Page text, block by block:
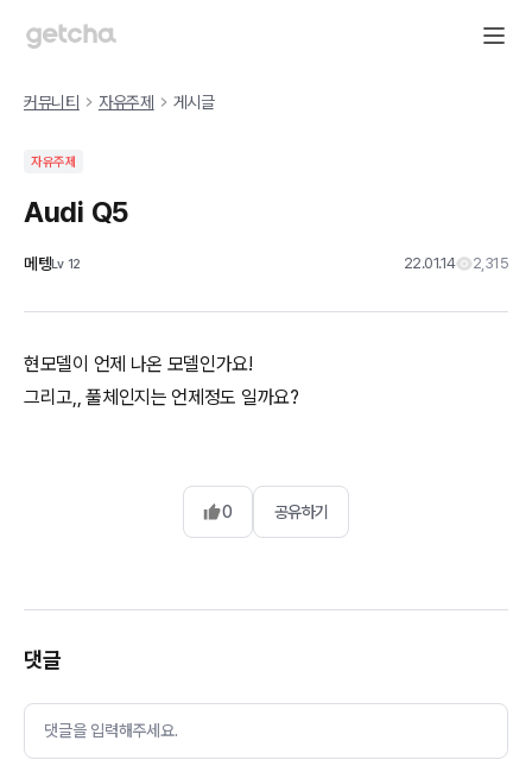
커뮤니티 자유주제 게시글
자유주제
Audi Q5
메텡Lv 12 22.01.14 2,315
현모델이 언제 나온 모델인가요!
그리고,, 풀체인지는 언제정도 일까요?
0 공유하기
댓글
댓글을 입력해주세요.